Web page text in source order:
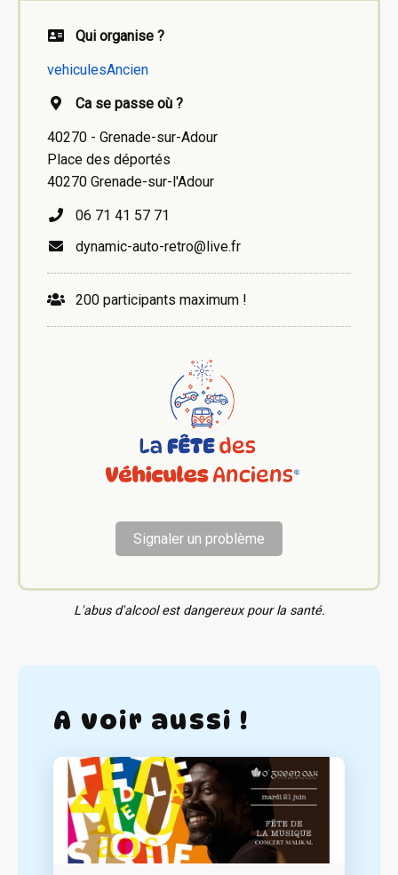
Qui organise ?
vehiculesAncien
Ca se passe où ?
40270 - Grenade-sur-Adour
Place des déportés
40270 Grenade-sur-l'Adour
06 71 41 57 71
dynamic-auto-retro@live.fr
200 participants maximum !
Signaler un problème
L'abus d'alcool est dangereux pour la santé.
A voir aussi !